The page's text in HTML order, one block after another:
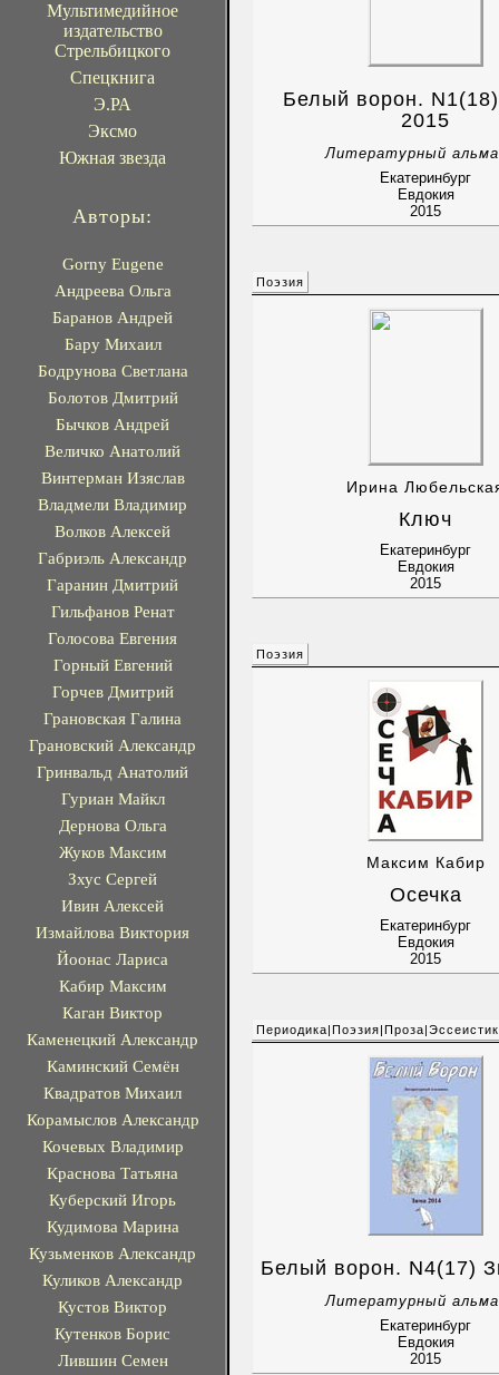
Мультимедийное
издательство
Стрельбицкого
Спецкнига
Э.РА
Эксмо
Южная звезда
Авторы:
Gorny Eugene
Андреева Ольга
Баранов Андрей
Бару Михаил
Бодрунова Светлана
Болотов Дмитрий
Бычков Андрей
Величко Анатолий
Винтерман Изяслав
Владмели Владимир
Волков Алексей
Габриэль Александр
Гаранин Дмитрий
Гильфанов Ренат
Голосова Евгения
Горный Евгений
Горчев Дмитрий
Грановская Галина
Грановский Александр
Гринвальд Анатолий
Гуриан Майкл
Дернова Ольга
Жуков Максим
Зхус Сергей
Ивин Алексей
Измайлова Виктория
Йоонас Лариса
Кабир Максим
Каган Виктор
Каменецкий Александр
Каминский Семён
Квадратов Михаил
Корамыслов Александр
Кочевых Владимир
Краснова Татьяна
Куберский Игорь
Кудимова Марина
Кузьменков Александр
Куликов Александр
Кустов Виктор
Кутенков Борис
Лившин Семен
Белый ворон.
2015
Литературный
Екатеринбург
Евдокия
2015
Поэзия
Ирина
Ключ
Екатеринбург
Евдокия
2015
Поэзия
Максим Кабир
Осечка
Екатеринбург
Евдокия
2015
Белый ворон. N4(17)
Литературный
Екатеринбург
Евдокия
2015